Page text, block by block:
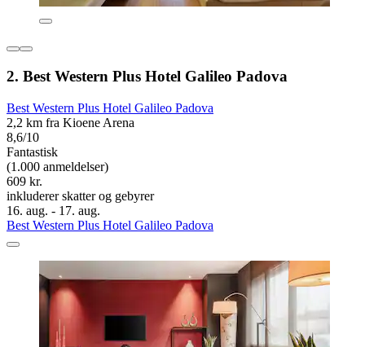
2. Best Western Plus Hotel Galileo Padova
Best Western Plus Hotel Galileo Padova
2,2 km fra Kioene Arena
8,6/10
Fantastisk
(1.000 anmeldelser)
609 kr.
inkluderer skatter og gebyrer
16. aug. - 17. aug.
Best Western Plus Hotel Galileo Padova